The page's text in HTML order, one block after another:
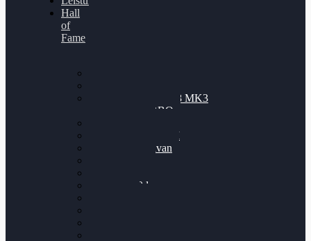
Hall
of
Fame
Nissan GT-R35 3.8 MK3
V6 TWINTURBO
VW Passat 2.0TDI
VW T6 Multivan
BMW 120d